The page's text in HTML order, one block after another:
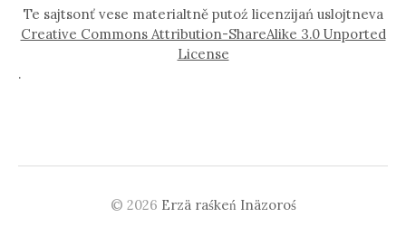
Te sajtsonť vese materialtně putoź licenzijań uslojtneva
Creative Commons Attribution-ShareAlike 3.0 Unported
License
.
© 2026 Erzä raśkeń Inäzoroś